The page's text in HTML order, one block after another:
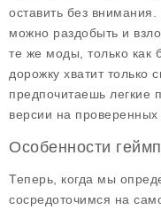
оставить без
можно раздобыть и
те же моды, только как
дорожку хватит только
предпочитаешь легкие
версии на проверенных
Особенности
Теперь, когда мы
сосредоточимся на